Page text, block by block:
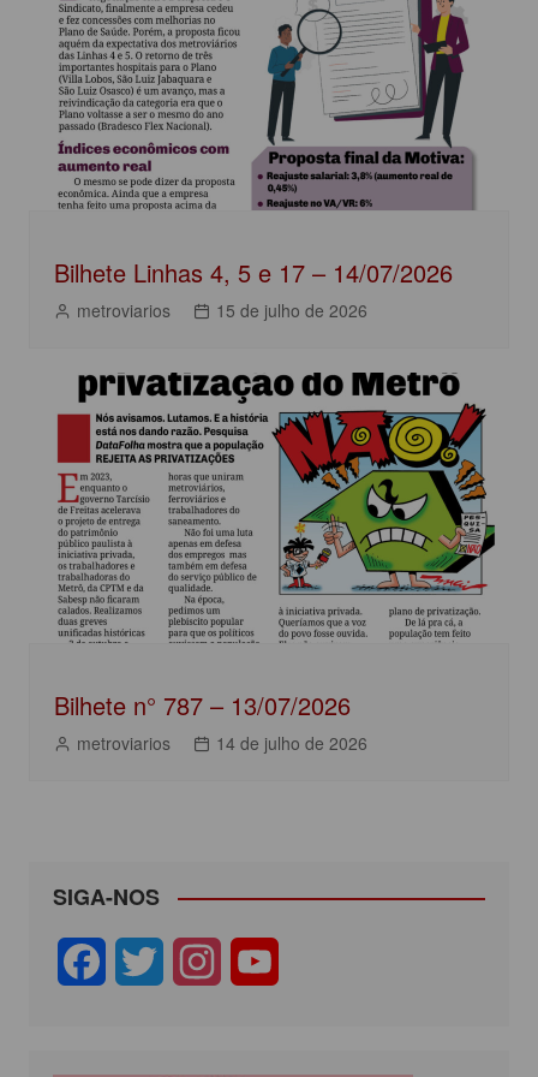
o
k
p
Bilhete Linhas 4, 5 e 17 – 14/07/2026
metroviarios 15 de julho de 2026
Bilhete n° 787 – 13/07/2026
metroviarios 14 de julho de 2026
SIGA-NOS